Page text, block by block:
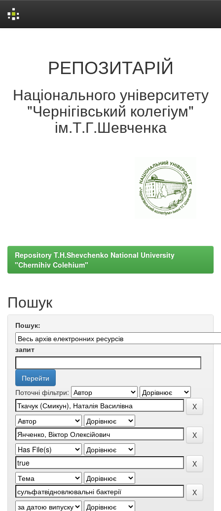
РЕПОЗИТАРІЙ
Національного університету
"Чернігівський колегіум"
ім.Т.Г.Шевченка
Repository T.H.Shevchenko National University
"Chernihiv Colehium"
Пошук
Пошук:
запит
Поточні фільтри: